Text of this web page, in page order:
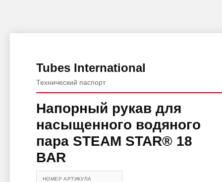
Tubes International
Технический паспорт
Напорный рукав для
насыщенного водяного
пара STEAM STAR® 18
BAR
НОМЕР АРТИКУЛА